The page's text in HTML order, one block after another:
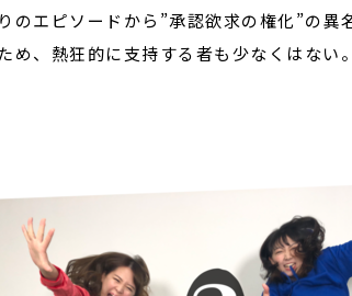
のエピソードから”承認欲求の権化”の
め、熱狂的に支持する者も少なくはない。